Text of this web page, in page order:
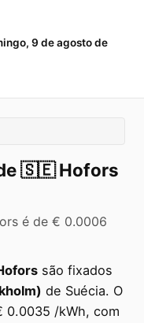
9 de agosto de
🇸🇪 Hofors
é de € 0.0006
são fixados
de Suécia. O
0.0035 /kWh, com